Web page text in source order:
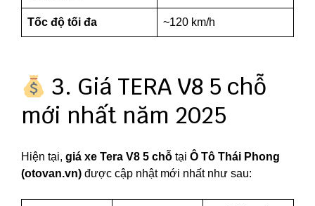
Tốc độ tối đa ~120 km/h
3. Giá TERA V8 5 chỗ
mới nhất năm 2025
Hiện tại, giá xe Tera V8 5 chỗ tại Ô Tô Thái Phong
(otovan.vn) được cập nhật mới nhất như sau: